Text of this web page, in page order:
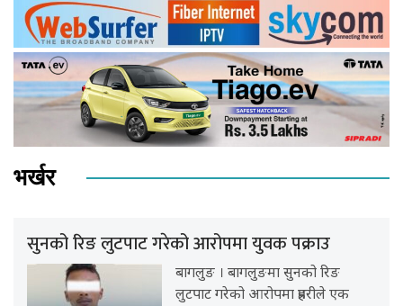
भर्खर
सुनको रिङ लुटपाट गरेको आरोपमा युवक पक्राउ
बागलुङ । बागलुङमा सुनको रिङ
लुटपाट गरेको आरोपमा प्रहरीले एक